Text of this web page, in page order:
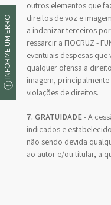
outros elementos que
direitos de voz e
a indenizar terceiros
ressarcir a FIOCRUZ -
eventuais despesas
qualquer ofensa a
imagem,
violações de direitos.
7. GRATUIDADE- A
indicados e
não sendo devida
ao autor e/ou titular, a
INFORME UM ERRO